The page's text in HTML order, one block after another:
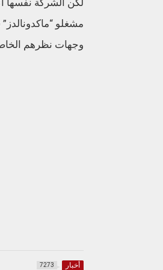
لكن الشركة نفسها
مشغلو
وجهات نظرهم
أخبار 7273